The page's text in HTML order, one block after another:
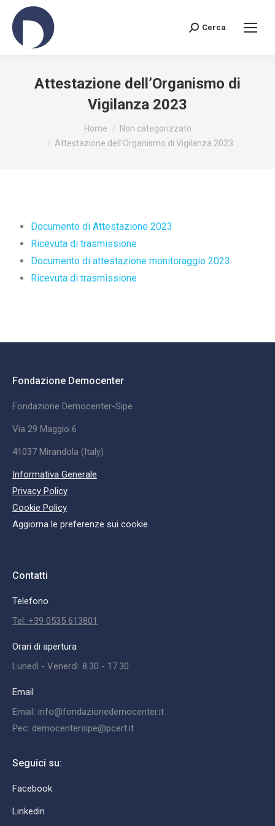
Cerca
Attestazione dell’Organismo di
Vigilanza 2023
Home
Non categorizzato
Attestazione dell’Organismo di Vigilanza 2023
Documento di Attestazione 2023
Ricevuta di trasmissione
Documento di attestazione monitoraggio 2023
Ricevuta di trasmissione
Fondazione Democenter
Fondazione Democenter-Sipe
Via 29 Maggio 6
41037 Mirandola (Italy)
Informativa Generale
Privacy Policy
Cookie Policy
Aggiorna le preferenze sui cookie
Contatti
Telefono
Tel: +39 0535 613801
Orari di apertura
Lunedì - Venerdì: 8.30 - 17.30
Email
Email: info@fondazionedemocenter.it
Pec: democentersipe@pcert.it
Seguici su:
Facebook
Linkedin